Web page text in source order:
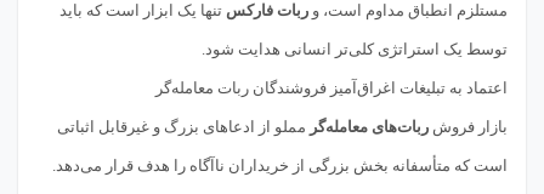
مستلزم انطباق مداوم است، و ربات فارکس تنها یک ابزار است که باید
توسط یک استراتژی کلی‌تر انسانی هدایت شود.
اعتماد به تبلیغات اغراق‌آمیز فروشندگان ربات معامله‌گر
بازار فروش ربات‌های معامله‌گر مملو از ادعاهای بزرگ و غیرقابل اثباتی
است که متأسفانه بخش بزرگی از خریداران ناآگاه را هدف قرار می‌دهد.